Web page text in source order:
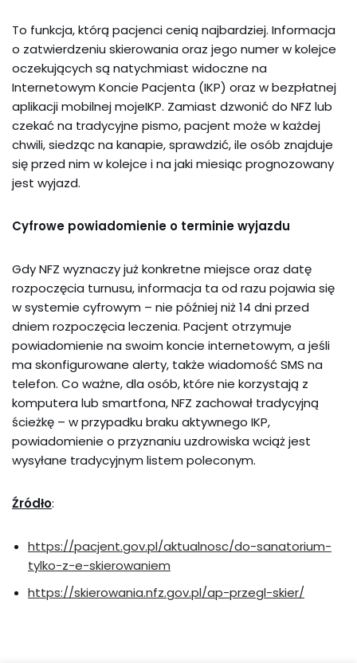
To funkcja, którą pacjenci cenią najbardziej. Informacja
o zatwierdzeniu skierowania oraz jego numer w kolejce
oczekujących są natychmiast widoczne na
Internetowym Koncie Pacjenta (IKP) oraz w bezpłatnej
aplikacji mobilnej mojeIKP. Zamiast dzwonić do NFZ lub
czekać na tradycyjne pismo, pacjent może w każdej
chwili, siedząc na kanapie, sprawdzić, ile osób znajduje
się przed nim w kolejce i na jaki miesiąc prognozowany
jest wyjazd.
Cyfrowe powiadomienie o terminie wyjazdu
Gdy NFZ wyznaczy już konkretne miejsce oraz datę
rozpoczęcia turnusu, informacja ta od razu pojawia się
w systemie cyfrowym – nie później niż 14 dni przed
dniem rozpoczęcia leczenia. Pacjent otrzymuje
powiadomienie na swoim koncie internetowym, a jeśli
ma skonfigurowane alerty, także wiadomość SMS na
telefon. Co ważne, dla osób, które nie korzystają z
komputera lub smartfona, NFZ zachował tradycyjną
ścieżkę – w przypadku braku aktywnego IKP,
powiadomienie o przyznaniu uzdrowiska wciąż jest
wysyłane tradycyjnym listem poleconym.
Źródło:
https://pacjent.gov.pl/aktualnosc/do-sanatorium-
tylko-z-e-skierowaniem
https://skierowania.nfz.gov.pl/ap-przegl-skier/